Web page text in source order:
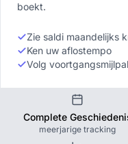
boekt.
Zie saldi maandelijks
Ken uw aflostempo
Volg
Complete
meerjarige tracking